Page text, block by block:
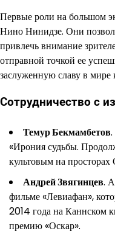
Первые роли на большом
Нино Нинидзе. Они
привлечь внимание
отправной точкой ее
заслуженную славу в мире
Сотрудничество с
Темур Бекмамбетов
«Ирония судьбы.
культовым на
Андрей Звягинцев.
фильме «Левиафан»,
2014 года на Каннском
премию «Оскар».